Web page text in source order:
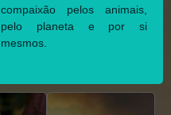
compaixão pelos animais,
pelo planeta e por si
mesmos.